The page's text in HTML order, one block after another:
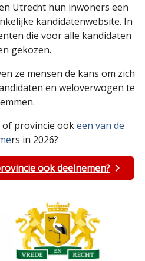
Utrecht hun inwoners een
kandidatenwebsite. In
die voor alle kandidaten
gekozen.
ze mensen de kans om zich
en weloverwogen te
provincie ookeen van de
rs in 2026?
ook deelnemen?